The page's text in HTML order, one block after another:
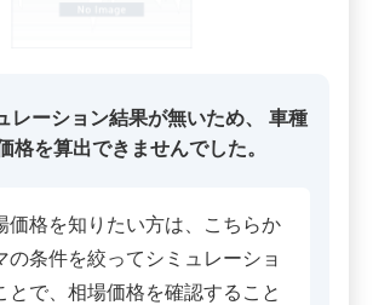
レーション結果が無いため、
車種
格を算出できませんでした。
価格を知りたい方は、こちらか
の条件を絞ってシミュレーショ
とで、相場価格を確認すること